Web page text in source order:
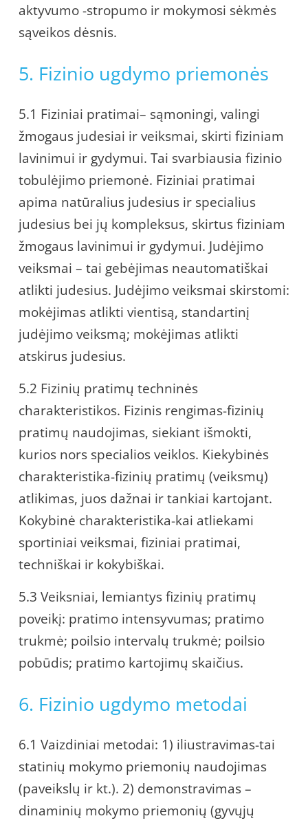
aktyvumo -stropumo ir mokymosi sėkmės
sąveikos dėsnis.
5. Fizinio ugdymo priemonės
5.1 Fiziniai pratimai– sąmoningi, valingi
žmogaus judesiai ir veiksmai, skirti fiziniam
lavinimui ir gydymui. Tai svarbiausia fizinio
tobulėjimo priemonė. Fiziniai pratimai
apima natūralius judesius ir specialius
judesius bei jų kompleksus, skirtus fiziniam
žmogaus lavinimui ir gydymui. Judėjimo
veiksmai – tai gebėjimas neautomatiškai
atlikti judesius. Judėjimo veiksmai skirstomi:
mokėjimas atlikti vientisą, standartinį
judėjimo veiksmą; mokėjimas atlikti
atskirus judesius.
5.2 Fizinių pratimų techninės
charakteristikos. Fizinis rengimas-fizinių
pratimų naudojimas, siekiant išmokti,
kurios nors specialios veiklos. Kiekybinės
charakteristika-fizinių pratimų (veiksmų)
atlikimas, juos dažnai ir tankiai kartojant.
Kokybinė charakteristika-kai atliekami
sportiniai veiksmai, fiziniai pratimai,
techniškai ir kokybiškai.
5.3 Veiksniai, lemiantys fizinių pratimų
poveikį: pratimo intensyvumas; pratimo
trukmė; poilsio intervalų trukmė; poilsio
pobūdis; pratimo kartojimų skaičius.
6. Fizinio ugdymo metodai
6.1 Vaizdiniai metodai: 1) iliustravimas-tai
statinių mokymo priemonių naudojimas
(paveikslų ir kt.). 2) demonstravimas –
dinaminių mokymo priemonių (gyvųjų